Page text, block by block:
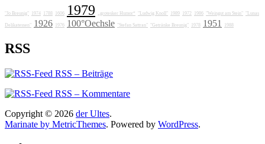
"Jo Breunig" 1974 1788 1606 1979 „grotesker Humor“ "Ludwig Knoll" 1989 1972 1986 "Weingut am Stein" "Lunas
Delikatessen" 1926 1976 100°Oechsle "Stefan Sattran" "Getränke Breunig" 1978 1951 1988
RSS
RSS – Beiträge
RSS – Kommentare
Copyright © 2026 der Ultes.
Marinate by MetricThemes. Powered by WordPress.